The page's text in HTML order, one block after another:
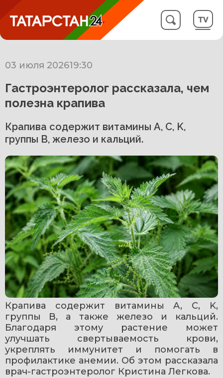
03 июля 202619:30
Гастроэнтеролог рассказала, чем
полезна крапива
Крапива содержит витамины A, C, K,
группы B, железо и кальций.
Крапива содержит витамины A, C, K,
группы B, а также железо и кальций.
Благодаря этому растение может
улучшать свертываемость крови,
укреплять иммунитет и помогать в
профилактике анемии. Об этом рассказала
врач-гастроэнтеролог Кристина Легкова.